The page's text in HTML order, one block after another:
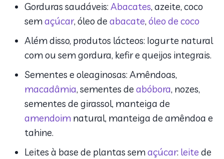
Gorduras saudáveis:Abacates, azeite, coco
semaçúcar, óleo deabacate,óleo de coco
Além disso, produtos lácteos: Iogurte natural
com ou sem gordura, kefir e queijos integrais.
Sementes e oleaginosas: Amêndoas,
macadâmia, sementes deabóbora, nozes,
sementes de girassol, manteiga de
amendoim natural, manteiga de amêndoa e
tahine.
Leites à base de plantas semaçúcar: leite de